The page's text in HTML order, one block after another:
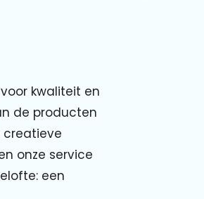
kwaliteit en
de producten
creatieve
onze service
een